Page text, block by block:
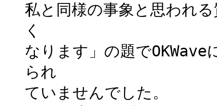
私と同様の事象と思われ
く
なります」の題で
られ
ていませんでした。